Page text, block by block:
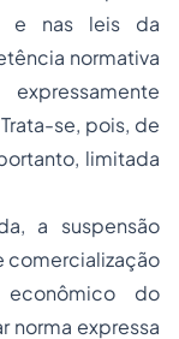
e nas leis da
normativa
se, pois, de
limitada
a suspensão
comercialização
do
norma expressa